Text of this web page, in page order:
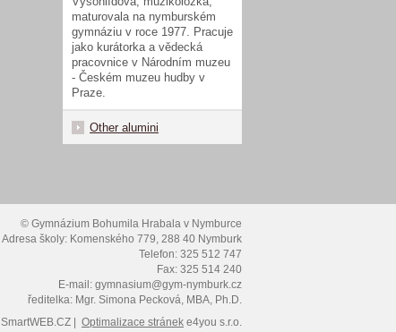
maturovala na nymburském
gymnáziu v roce 1977. Pracuje
jako kurátorka a vědecká
pracovnice v Národním muzeu
- Českém muzeu hudby v
Praze.
Other alumini
© Gymnázium Bohumila Hrabala v Nymburce
Adresa školy: Komenského 779, 288 40 Nymburk
Telefon: 325 512 747
Fax: 325 514 240
E-mail: gymnasium@gym-nymburk.cz
ředitelka: Mgr. Simona Pecková, MBA, Ph.D.
SmartWEB.CZ | Optimalizace stránek e4you s.r.o.